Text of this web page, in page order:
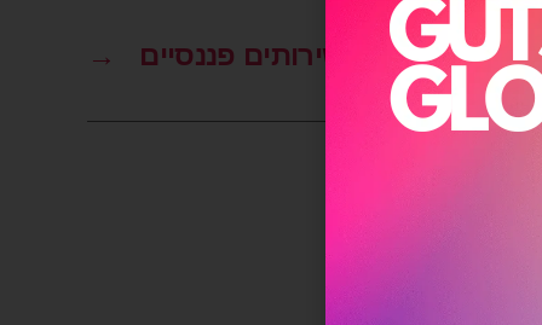
→ כספקיות שירותים פננסיים